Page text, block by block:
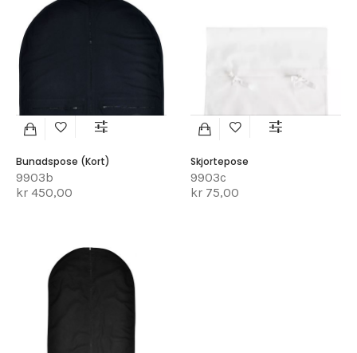
Bunadspose (kort)
9903b
kr 450,00
Skjortepose
9903c
kr 75,00